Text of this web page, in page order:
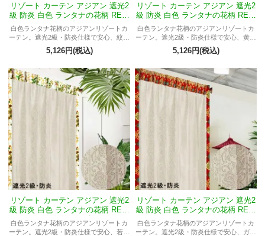
リゾート カーテン アジアン 遮光2
級 防炎 白色 ランタナの花柄 REW
HエルフTプーケット
白色ランタナ花柄のアジアンリゾートカ
ーテン。遮光2級・防炎仕様で安心、紋章
模様プラダバティックが魔除け・繁栄・
長寿・幸運・団結を呼び込むスピリチュ
5,126円(税込)
リゾート カーテン アジアン 遮光2
級 防炎 白色 ランタナの花柄 REW
HエルフTウィディ
白色ランタナ花柄のアジアンリゾートカ
ーテン。遮光2級・防炎仕様で安心、黄金
色玉簾模様プラダバティックが金運アッ
プと財産・豊かさを呼び込むスピリチュ
5,126円(税込)
リゾート カーテン アジアン 遮光2
級 防炎 白色 ランタナの花柄 REW
HエルフTパダン
白色ランタナ花柄のアジアンリゾートカ
ーテン。遮光2級・防炎仕様で安心、若草
リゾート カーテン アジアン 遮光2
級 防炎 白色 ランタナの花柄 REW
HエルフTガムラン
白色ランタナ花柄のアジアンリゾートカ
ーテン。遮光2級・防炎仕様で安心、ガム